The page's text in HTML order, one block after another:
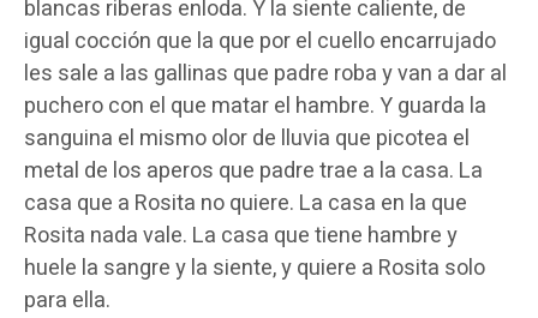
blancas riberas enloda. Y la siente caliente, de
igual cocción que la que por el cuello encarrujado
les sale a las gallinas que padre roba y van a dar al
puchero con el que matar el hambre. Y guarda la
sanguina el mismo olor de lluvia que picotea el
metal de los aperos que padre trae a la casa. La
casa que a Rosita no quiere. La casa en la que
Rosita nada vale. La casa que tiene hambre y
huele la sangre y la siente, y quiere a Rosita solo
para ella.